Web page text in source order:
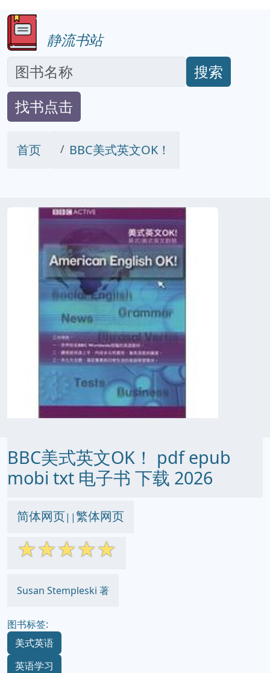
静流书站
搜索
找书点击
首页 BBC美式英文OK！
BBC美式英文OK！ pdf epub
mobi txt 电子书 下载 2026
简体网页||繁体网页
☆☆☆☆☆
Susan Stempleski 著
图书标签:
美式英语
英语学习